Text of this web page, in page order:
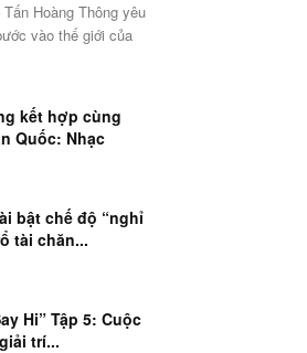
Hoàng Thông yêu
vào thế giới của
kết hợp cùng
Quốc: Nhạc
bật chế độ “nghỉ
tài chăn...
Hi” Tập 5: Cuộc
trí...